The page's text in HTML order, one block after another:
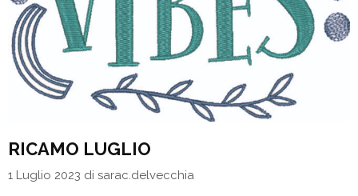
RICAMO LUGLIO
1 Luglio 2023 di sarac.delvecchia